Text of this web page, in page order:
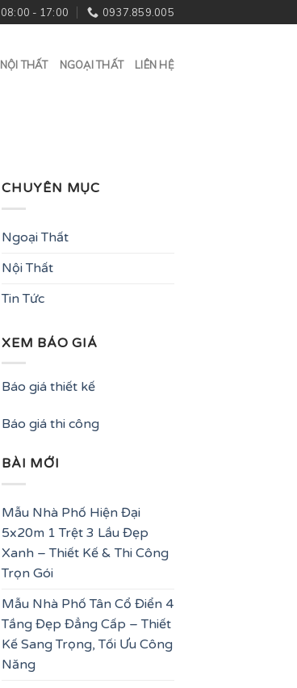
08:00 - 17:00 0937.859.005
NỘI THẤT NGOẠI THẤT LIÊN HỆ
CHUYÊN MỤC
Ngoại Thất
Nội Thất
Tin Tức
XEM BÁO GIÁ
Báo giá thiết kế
Báo giá thi công
BÀI MỚI
Mẫu Nhà Phố Hiện Đại
5x20m 1 Trệt 3 Lầu Đẹp
Xanh – Thiết Kế & Thi Công
Trọn Gói
Mẫu Nhà Phố Tân Cổ Điển 4
Tầng Đẹp Đẳng Cấp – Thiết
Kế Sang Trọng, Tối Ưu Công
Năng